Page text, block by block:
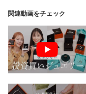
関連動画をチェック